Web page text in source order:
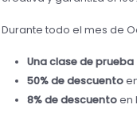
Durante todo el mes de
Una clase de
50% de descuento
8% de descuentoen